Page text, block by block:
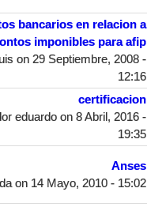
bancarios en relacion a
imponibles para afip
on 29 Septiembre, 2008 -
12:16
certificacion
eduardoon 8 Abril, 2016 -
19:35
Anses
on 14 Mayo, 2010 - 15:02